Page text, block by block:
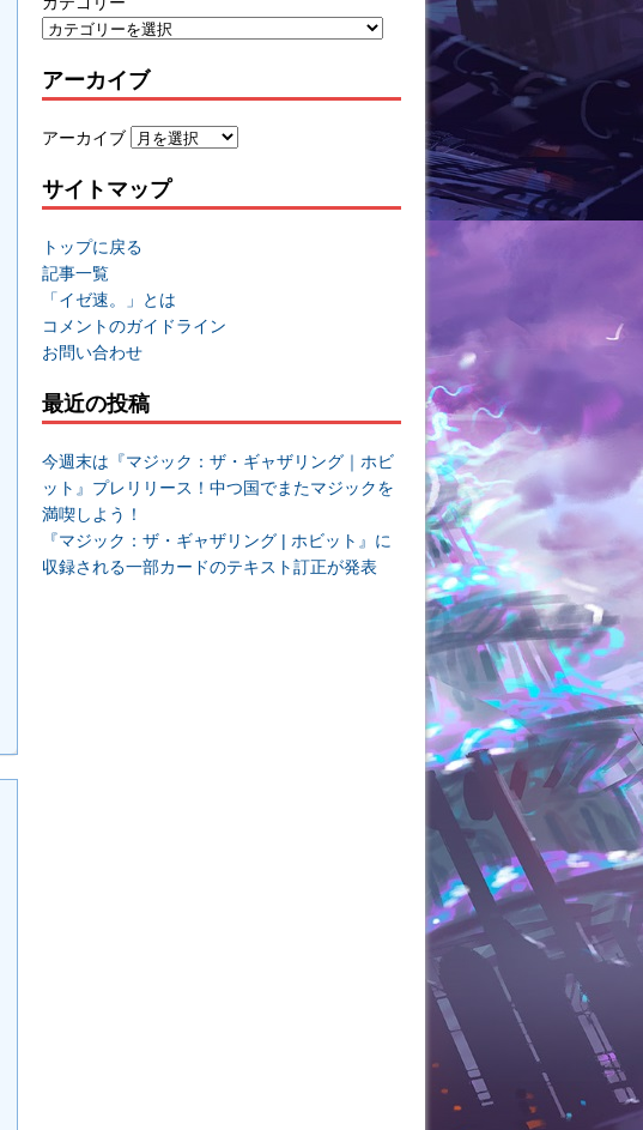
アーカイブ
アーカイブ
サイトマップ
トップに戻る
記事一覧
「イゼ速。」とは
コメントのガイドライン
お問い合わせ
最近の投稿
今週末は『マジック：ザ・ギャザリング｜ホビ
ット』プレリリース！中つ国でまたマジックを
満喫しよう！
『マジック：ザ・ギャザリング | ホビット』に
収録される一部カードのテキスト訂正が発表